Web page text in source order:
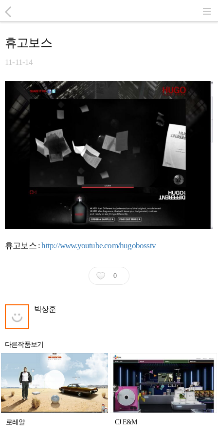
휴고보스
11-11-14
휴고보스 :http://www.youtube.com/hugobosstv
0
박상훈
다른작품보기
로레알 CJ E&M